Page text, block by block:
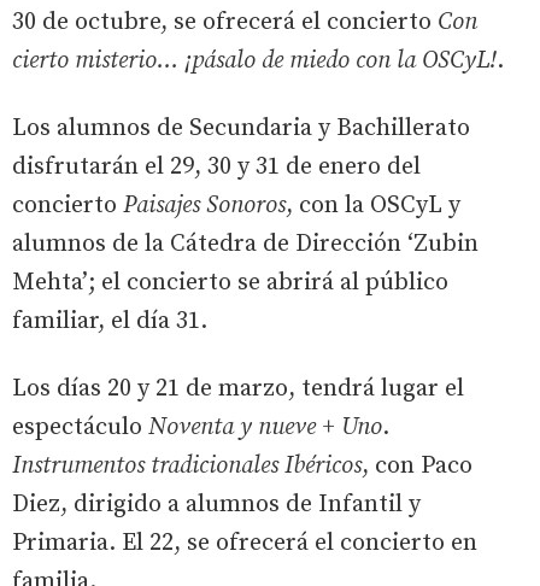
30 de octubre, se ofrecerá el concierto Con
cierto misterio… ¡pásalo de miedo con la OSCyL!.
Los alumnos de Secundaria y Bachillerato
disfrutarán el 29, 30 y 31 de enero del
concierto Paisajes Sonoros, con la OSCyL y
alumnos de la Cátedra de Dirección ‘Zubin
Mehta’; el concierto se abrirá al público
familiar, el día 31.
Los días 20 y 21 de marzo, tendrá lugar el
espectáculo Noventa y nueve + Uno.
Instrumentos tradicionales Ibéricos, con Paco
Diez, dirigido a alumnos de Infantil y
Primaria. El 22, se ofrecerá el concierto en